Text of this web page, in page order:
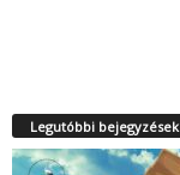
Legutóbbi bejegyzések